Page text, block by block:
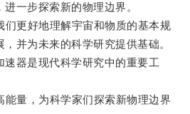
一步探索新的物理边界。
更好地理解宇宙和物质的基本规
并为未来的科学研究提供基础。
器是现代科学研究中的重要工
量，为科学家们探索新物理边界